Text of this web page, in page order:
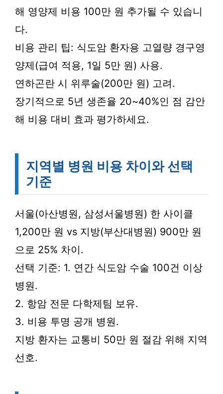
해 영양제 비용 100만 원 추가될 수 있습니
다.
비용 관리 팁: 식도암 환자용 고열량 경구영
양제(급여 적용, 1일 5만 원) 사용.
연하곤란 시 위루술(200만 원) 고려.
장기적으로 5년 생존율 20~40%인 점 감안
해 비용 대비 효과 평가하세요.
지역별 병원 비용 차이와 선택
기준
서울(아산병원, 삼성서울병원) 한 사이클
1,200만 원 vs 지방(부산대병원) 900만 원
으로 25% 차이.
선택 기준: 1. 연간 식도암 수술 100건 이상
병원.
2. 항암 전문 다학제팀 보유.
3. 비용 투명 공개 병원.
지방 환자는 교통비 50만 원 절감 위해 지역
선호.